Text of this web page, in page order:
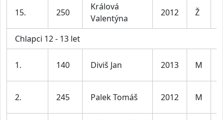
15. 250
Králová
Valentýna
2012 Ž
Chlapci 12 - 13 let
1. 140 Diviš Jan 2013 M
2. 245 Palek Tomáš 2012 M